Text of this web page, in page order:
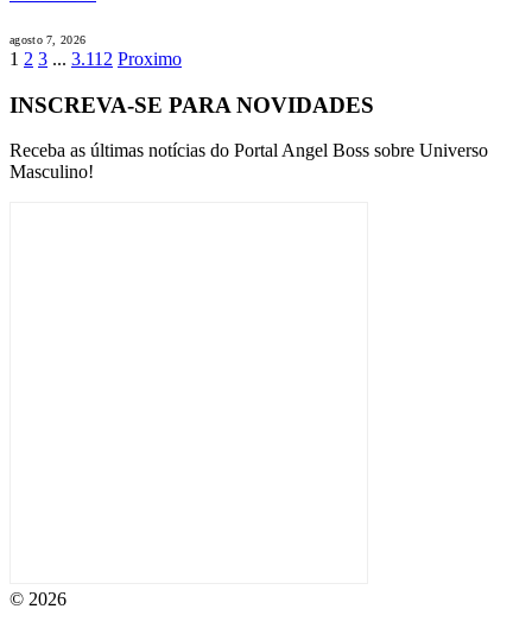
agosto 7, 2026
1 2 3 ... 3.112 Proximo
INSCREVA-SE PARA NOVIDADES
Receba as últimas notícias do Portal Angel Boss sobre Universo
Masculino!
© 2026